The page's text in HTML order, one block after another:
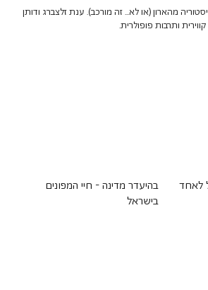
מהארון (או לא... זה מורכב). ענת זלצברג ודותן
ותרבות פופולרית.
לאחד
בהיעדר מדינה - חיי המפונים
בישראל